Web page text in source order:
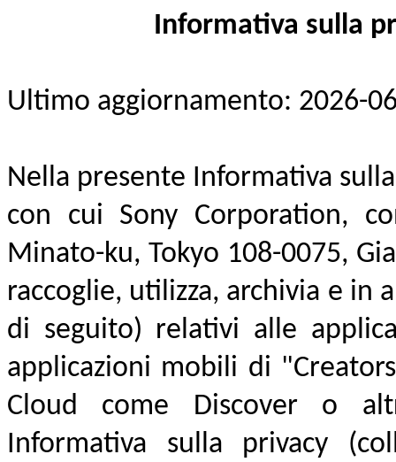
Informativa sulla
Ultimo aggiornamento: 2026-
Nella presente Informativa
con cui Sony Corporation,
Minato-ku, Tokyo 108-0075,
raccoglie, utilizza, archivia e
di seguito) relativi alle
applicazioni mobili di
Cloud come Discover o
Informativa sulla privacy